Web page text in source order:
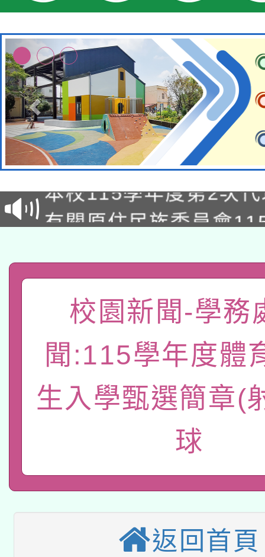
本校115學年度第1次
第3次招考甄選結果公
次招考甄選結果公告(
有關原住民族委員會
一案。
答一案
有關本府115年70歲以
人員健康講座「吃得安
心」，鼓勵退休同仁踴
案。
本校115學年度第2次
招甄選結果公告(無人
招)
適應運動共學行動站研
本館辦理115年度閱讀
暨閱讀推動專業研習
科技賦能─人工智慧
本校115學年度第1次
第3次招考甄選結果公
本校115學年度第2次
次招考甄選結果公告(
有關原住民族委員會
公告之原住民族歲時祭
兒童少年暑期犯罪預防
校園新聞-學務
聞:115學年度體
生入學甄選簡章(
球
返回首頁